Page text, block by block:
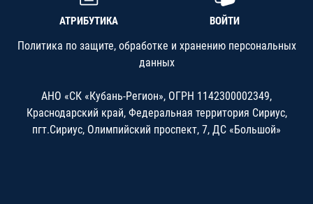
АТРИБУТИКА ВОЙТИ
Политика по защите, обработке и хранению персональных
данных
АНО «СК «Кубань-Регион», ОГРН 1142300002349,
Краснодарский край, Федеральная территория Сириус,
пгт.Сириус, Олимпийский проспект, 7, ДС «Большой»